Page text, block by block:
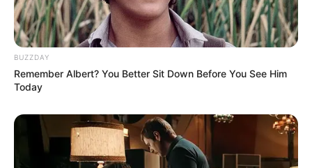
BUZZDAY
Remember Albert? You Better Sit Down Before You See Him
Today